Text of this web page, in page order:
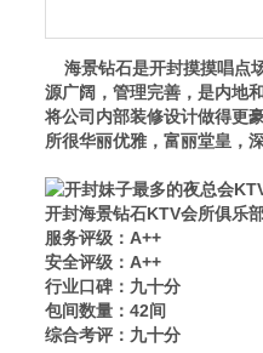
海景钻石是开封摸摸唱点
源广阔，管理完善，是内地
将公司内部装修设计做得更
所很华丽优雅，富丽堂皇，
开封海景钻石KTV会所俱乐
服务评级：A++
安全评级：A++
行业口碑：九十分
包间数量：42间
综合考评：九十分